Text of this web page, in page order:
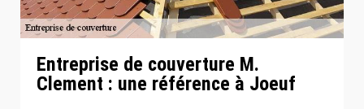
Entreprise de couverture M.
Clement : une référence à Joeuf